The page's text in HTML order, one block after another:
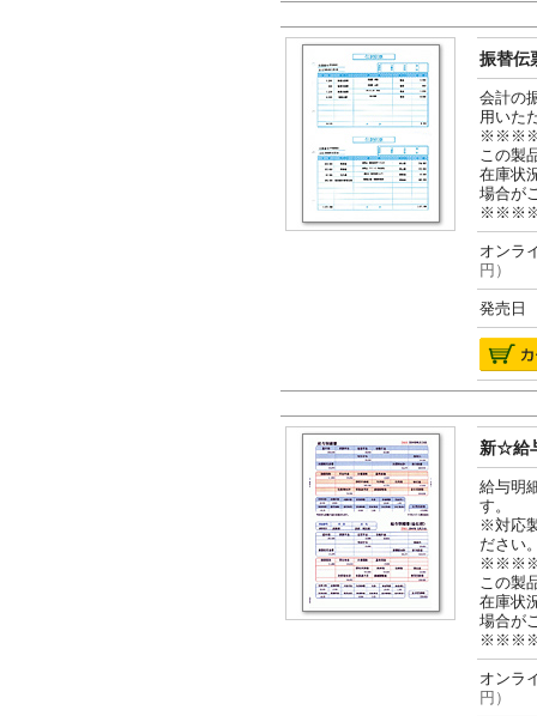
振替伝
会計の
用いた
この製
在庫状
場合が
オン
円）
発売日
新☆給
給与明
す。
※対応
ださい
この製
在庫状
場合が
オン
円）